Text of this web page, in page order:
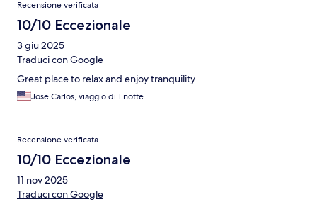
Recensione verificata
10/10 Eccezionale
3 giu 2025
Traduci con Google
Great place to relax and enjoy tranquility
Jose Carlos, viaggio di 1 notte
Recensione verificata
10/10 Eccezionale
11 nov 2025
Traduci con Google